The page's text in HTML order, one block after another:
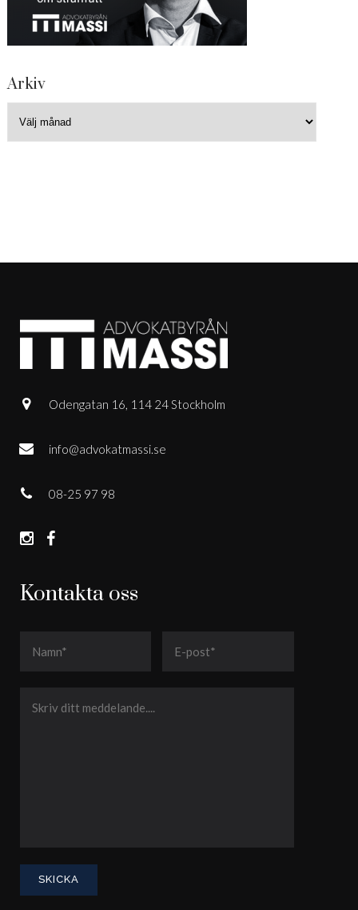
Arkiv
Kontakta oss
Odengatan 16, 114 24 Stockholm
info@advokatmassi.se
08-25 97 98